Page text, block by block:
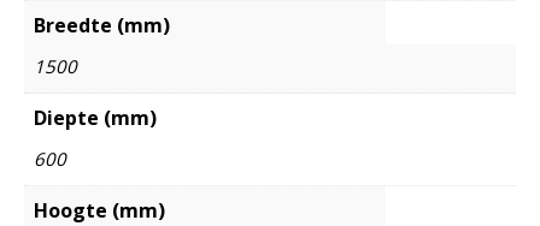
Breedte (mm)
1500
Diepte (mm)
600
Hoogte (mm)